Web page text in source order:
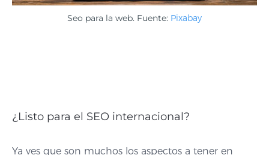
Seo para la web. Fuente: Pixabay
¿Listo para el SEO internacional?
Ya ves que son muchos los aspectos a tener en